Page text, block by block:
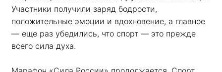
Участники получили заряд бодрости,
положительные эмоции и вдохновение, а главное
— еще раз убедились, что спорт — это прежде
всего сила духа.